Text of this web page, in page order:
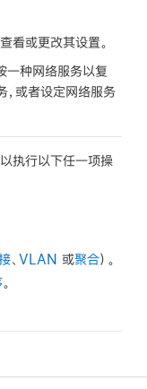
看或更改其设置。
种网络服务以复
，或者设定网络服务
执行以下任一项操
、VLAN 或聚合）。
。